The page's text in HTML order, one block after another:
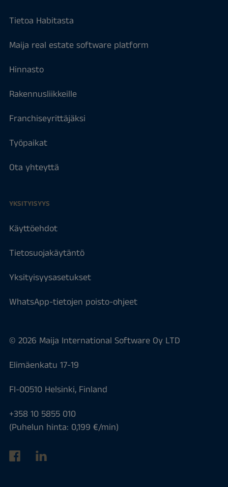
Tietoa Habitasta
Maija real estate software platform
Hinnasto
Rakennusliikkeille
Franchiseyrittäjäksi
Työpaikat
Ota yhteyttä
YKSITYISYYS
Käyttöehdot
Tietosuojakäytäntö
Yksityisyysasetukset
WhatsApp-tietojen poisto-ohjeet
© 2026 Maija International Software Oy LTD
Elimäenkatu 17-19
FI-00510 Helsinki, Finland
+358 10 5855 010
(Puhelun hinta: 0,199 €/min)